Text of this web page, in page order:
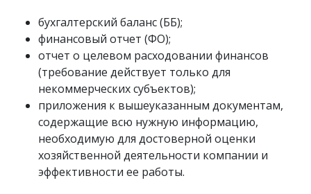
бухгалтерский баланс (ББ);
финансовый отчет (ФО);
отчет о целевом расходовании финансов
(требование действует только для
некоммерческих субъектов);
приложения к вышеуказанным документам,
содержащие всю нужную информацию,
необходимую для достоверной оценки
хозяйственной деятельности компании и
эффективности ее работы.